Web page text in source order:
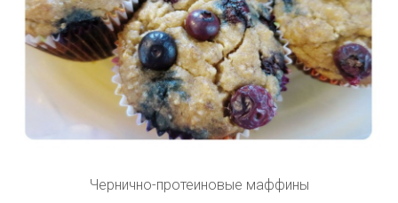
Чернично-протеиновые маффины